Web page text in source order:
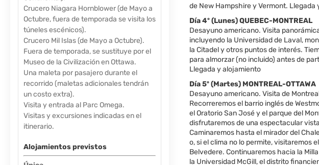
de New Hampshire y Vermont. Llegada
Día 4º (Lunes) QUEBEC-MONTREAL
Desayuno americano. Visita
incluyendo la Universidad de Laval,
la Citadel y otros puntos de interés.
para almorzar (no incluido) antes de
Llegada y alojamiento
Día 5º (Martes) MONTREAL-OTTAWA
Desayuno americano. Visita de
Recorreremos el barrio inglés de
el Oratorio San José y el parque del
disfrutaremos de una espectacular
Caminaremos hasta el mirador del
o, si el clima no lo permite, visitaremos
Belvedere. Continuaremos hacia la
la Universidad McGill, el distrito
Crucero Niagara Hornblower (de Mayo a
Octubre, fuera de temporada se visita los
túneles escénicos).
Crucero Mil Islas (de Mayo a Octubre).
Fuera de temporada, se sustituye por el
Museo de la Civilización en Ottawa.
Una maleta por pasajero durante el
recorrido (maletas adicionales tendrán
un costo extra).
Visita y entrada al Parc Omega.
Visitas y excursiones indicadas en el
itinerario.
Alojamientos previstos